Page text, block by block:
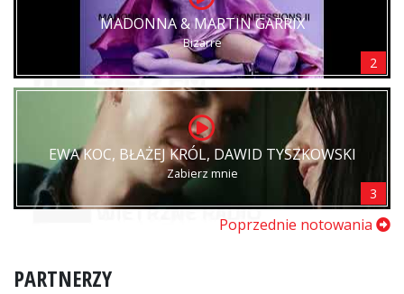
MADONNA & MARTIN GARRIX
Bizarre
2
EWA KOC, BŁAŻEJ KRÓL, DAWID TYSZKOWSKI
Zabierz mnie
3
Poprzednie notowania
PARTNERZY